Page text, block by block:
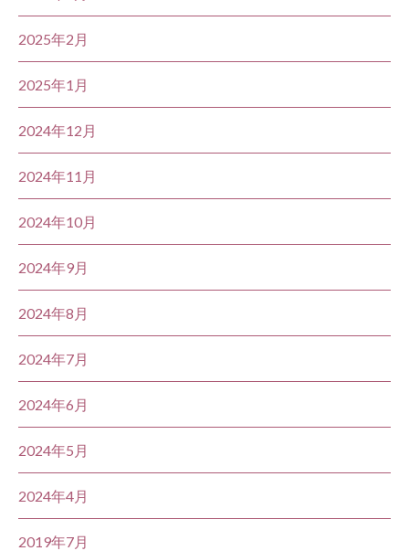
2025年2月
2025年1月
2024年12月
2024年11月
2024年10月
2024年9月
2024年8月
2024年7月
2024年6月
2024年5月
2024年4月
2019年7月